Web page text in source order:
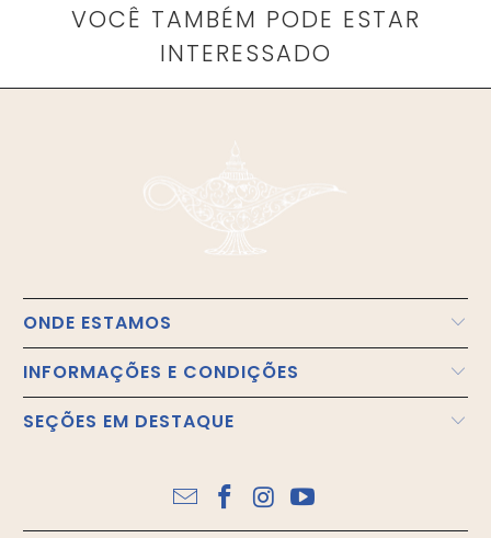
VOCÊ TAMBÉM PODE ESTAR
INTERESSADO
ONDE ESTAMOS
INFORMAÇÕES E CONDIÇÕES
SEÇÕES EM DESTAQUE